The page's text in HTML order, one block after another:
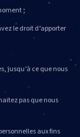
;
le droit d’apporter
jusqu’à ce que nous
pas que nous
aux fins